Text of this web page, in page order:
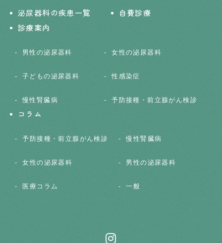
泌尿器科の疾患一覧
自費診療
診療案内
男性の泌尿器科 女性の泌尿器科
子どもの泌尿器科 性感染症
慢性腎臓病 予防接種・前立腺がん検診
コラム
予防接種・前立腺がん検診 慢性腎臓病
女性の泌尿器科 男性の泌尿器科
医療コラム 一般